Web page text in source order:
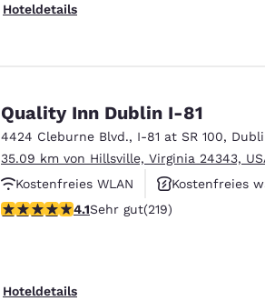
Hoteldetails
Quality Inn Dublin I-81
4424 Cleburne Blvd., I-81 at SR 100,
35.09 km von Hillsville, Virginia 24343,
Kostenfreies WLAN
Kostenfreies
Haustierfreundlich
4.08-Sterne-Bewertung. Sehr gut. 219
4.1Sehr gut(219)
Hoteldetails